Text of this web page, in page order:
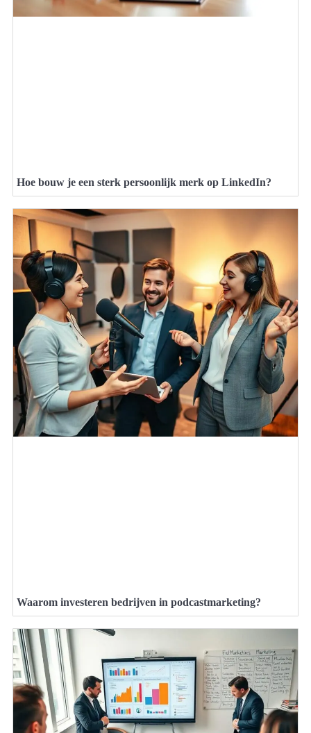
Hoe bouw je een sterk persoonlijk merk op LinkedIn?
Waarom investeren bedrijven in podcastmarketing?